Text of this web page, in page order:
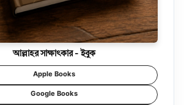
আল্লাহর সাক্ষাৎকার - ইবুক
Apple Books
Google Books